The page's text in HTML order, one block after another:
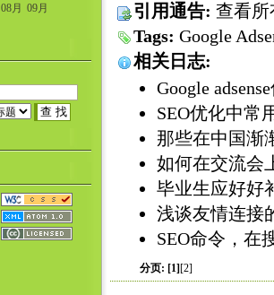
引用通告: 查看所
Tags: Google
相关日志:
Google
SEO优化中常
那些在中国渐
如何在交流会
毕业生应好好
浅谈友情连接
SEO命令，在
分页: [1] [2]
08月 09月